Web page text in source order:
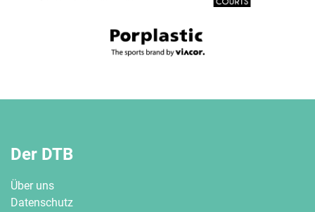
Der DTB
Über uns
Datenschutz